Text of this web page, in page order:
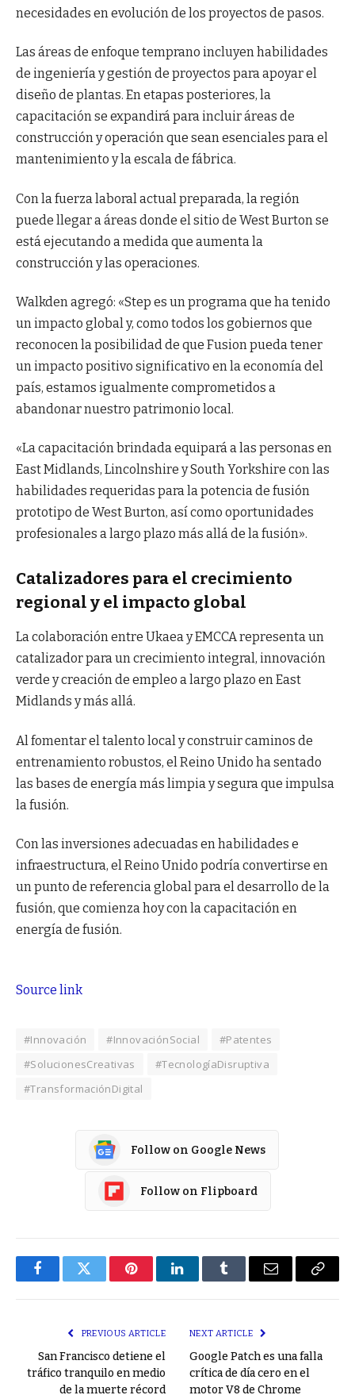
necesidades en evolución de los proyectos de pasos.
Las áreas de enfoque temprano incluyen habilidades
de ingeniería y gestión de proyectos para apoyar el
diseño de plantas. En etapas posteriores, la
capacitación se expandirá para incluir áreas de
construcción y operación que sean esenciales para el
mantenimiento y la escala de fábrica.
Con la fuerza laboral actual preparada, la región
puede llegar a áreas donde el sitio de West Burton se
está ejecutando a medida que aumenta la
construcción y las operaciones.
Walkden agregó: «Step es un programa que ha tenido
un impacto global y, como todos los gobiernos que
reconocen la posibilidad de que Fusion pueda tener
un impacto positivo significativo en la economía del
país, estamos igualmente comprometidos a
abandonar nuestro patrimonio local.
«La capacitación brindada equipará a las personas en
East Midlands, Lincolnshire y South Yorkshire con las
habilidades requeridas para la potencia de fusión
prototipo de West Burton, así como oportunidades
profesionales a largo plazo más allá de la fusión».
Catalizadores para el crecimiento
regional y el impacto global
La colaboración entre Ukaea y EMCCA representa un
catalizador para un crecimiento integral, innovación
verde y creación de empleo a largo plazo en East
Midlands y más allá.
Al fomentar el talento local y construir caminos de
entrenamiento robustos, el Reino Unido ha sentado
las bases de energía más limpia y segura que impulsa
la fusión.
Con las inversiones adecuadas en habilidades e
infraestructura, el Reino Unido podría convertirse en
un punto de referencia global para el desarrollo de la
fusión, que comienza hoy con la capacitación en
energía de fusión.
Source link
#Innovación #InnovaciónSocial
#Patentes
#SolucionesCreativas
#TecnologíaDisruptiva
#TransformaciónDigital
Follow on Google News
Follow on Flipboard
FacebookTwitter PinterestLinkedInTumblr Email
Copy
PREVIOUS ARTICLE
San Francisco detiene el
tráfico tranquilo en medio
de la muerte récord
NEXT ARTICLE
Google Patch es una falla
crítica de día cero en el
motor V8 de Chrome